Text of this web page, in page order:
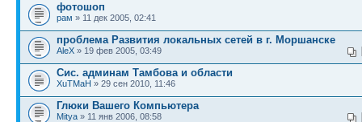
фотошоп
рам » 11 дек 2005, 02:41
проблема Развития локальных сетей в г. Моршанске
AleX » 19 фев 2005, 03:49
Сис. админам Тамбова и области
XuTMaH » 29 сен 2010, 11:46
Глюки Вашего Компьютера
Mitya » 11 янв 2006, 08:58